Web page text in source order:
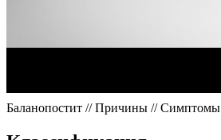
Баланопостит // Причины // Симптомы